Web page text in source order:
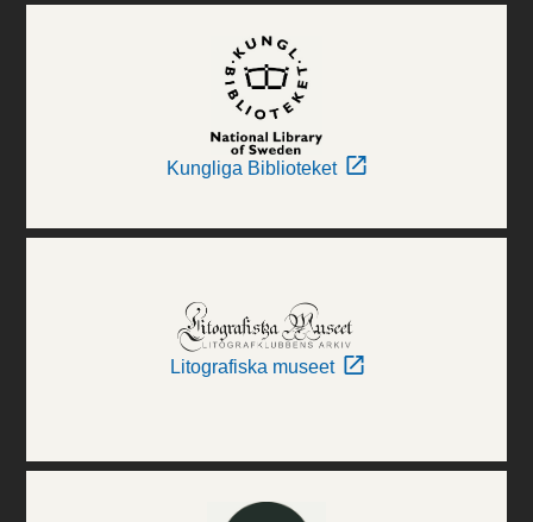
Kungliga Biblioteket
Litografiska museet